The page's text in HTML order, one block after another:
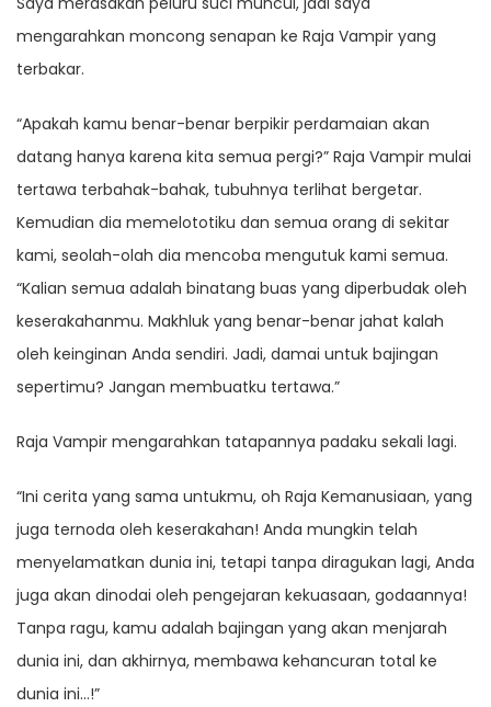
mengarahkan moncong senapan ke Raja Vampir yang
terbakar.
“Apakah kamu benar-benar berpikir perdamaian akan
datang hanya karena kita semua pergi?” Raja Vampir mulai
tertawa terbahak-bahak, tubuhnya terlihat bergetar.
Kemudian dia memelototiku dan semua orang di sekitar
kami, seolah-olah dia mencoba mengutuk kami semua.
“Kalian semua adalah binatang buas yang diperbudak oleh
keserakahanmu. Makhluk yang benar-benar jahat kalah
oleh keinginan Anda sendiri. Jadi, damai untuk bajingan
sepertimu? Jangan membuatku tertawa.”
Raja Vampir mengarahkan tatapannya padaku sekali lagi.
“Ini cerita yang sama untukmu, oh Raja Kemanusiaan, yang
juga ternoda oleh keserakahan! Anda mungkin telah
menyelamatkan dunia ini, tetapi tanpa diragukan lagi, Anda
juga akan dinodai oleh pengejaran kekuasaan, godaannya!
Tanpa ragu, kamu adalah bajingan yang akan menjarah
dunia ini, dan akhirnya, membawa kehancuran total ke
dunia ini…!”